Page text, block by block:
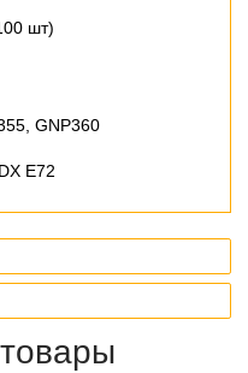
шт)
GNP360
E72